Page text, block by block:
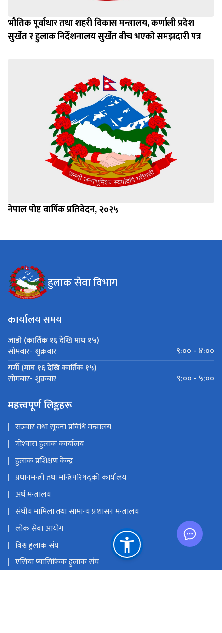
भौतिक पूर्वाधार तथा शहरी विकास मन्त्रालय, कर्णाली प्रदेश
सुर्खेत र हुलाक निर्देशनालय सुर्खेत बीच भएको समझदारी पत्र
नेपाल पोष्ट वार्षिक प्रतिवेदन, २०२५
हुलाक सेवा विभाग
कार्यालय समय
जाडो (कार्तिक १६ देखि माघ १५)
सोमबार- शुक्रबार
९:०० - ४:००
गर्मी (माघ १६ देखि कार्तिक १५)
सोमबार- शुक्रबार ९:०० - ५:००
महत्त्वपूर्ण लिङ्कहरू
सञ्‍चार तथा सूचना प्रविधि मन्त्रालय
गोश्‍वारा हुलाक कार्यालय
हुलाक प्रशिक्षण केन्द्र
प्रधानमन्त्री तथा मन्त्रिपरिषद्को कार्यालय
अर्थ मन्त्रालय
संघीय मामिला तथा सामान्य प्रशासन मन्त्रालय
लोक सेवा आयोग
विश्व हुलाक संघ
एसिया प्यासिफिक हुलाक संघ